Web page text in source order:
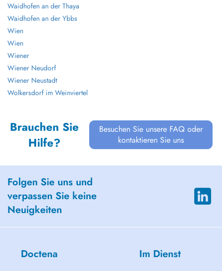
Waidhofen an der Thaya
Waidhofen an der Ybbs
Wien
Wien
Wiener
Wiener Neudorf
Wiener Neustadt
Wolkersdorf im Weinviertel
Brauchen Sie
Hilfe?
Besuchen Sie unsere FAQ oder
kontaktieren Sie uns
Folgen Sie uns und
verpassen Sie keine
Neuigkeiten
Doctena Im Dienst